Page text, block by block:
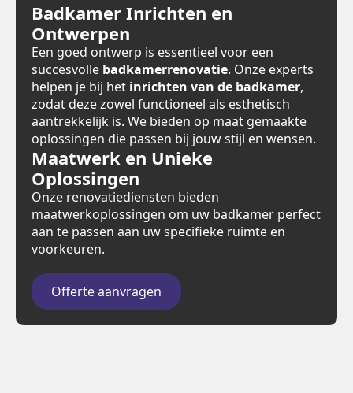
Badkamer Inrichten en
Ontwerpen
Een goed ontwerp is essentieel voor een
succesvolle badkamerrenovatie. Onze experts
helpen je bij het inrichten van de badkamer,
zodat deze zowel functioneel als esthetisch
aantrekkelijk is. We bieden op maat gemaakte
oplossingen die passen bij jouw stijl en wensen.
Maatwerk en Unieke
Oplossingen
Onze renovatiediensten bieden
maatwerkoplossingen om uw badkamer perfect
aan te passen aan uw specifieke ruimte en
voorkeuren.
Offerte aanvragen